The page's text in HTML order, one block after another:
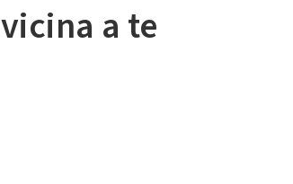
a te